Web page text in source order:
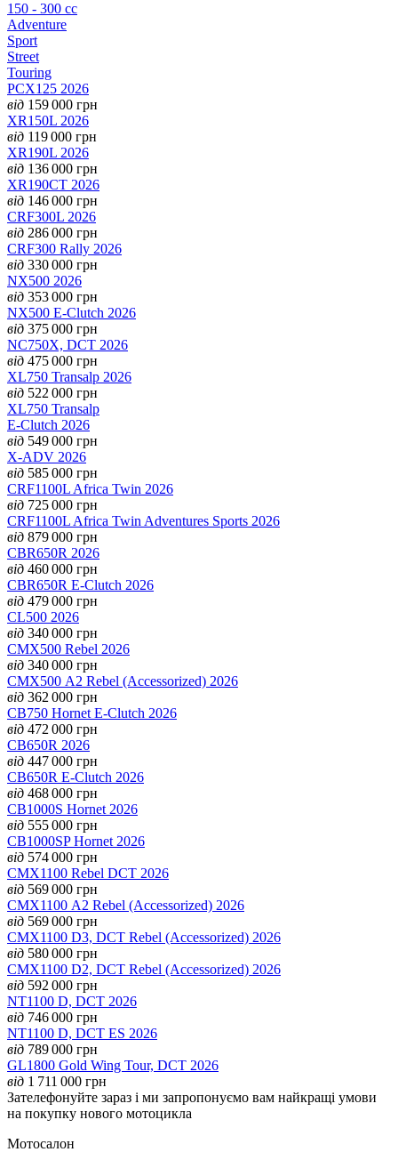
150 - 300 cc
Adventure
Sport
Street
Touring
PCX125 2026
від 159 000 грн
XR150L 2026
від 119 000 грн
XR190L 2026
від 136 000 грн
XR190CT 2026
від 146 000 грн
CRF300L 2026
від 286 000 грн
CRF300 Rally 2026
від 330 000 грн
NX500 2026
від 353 000 грн
NX500 E-Clutch 2026
від 375 000 грн
NC750X, DCT 2026
від 475 000 грн
XL750 Transalp 2026
від 522 000 грн
XL750 Transalp
E-Clutch 2026
від 549 000 грн
X-ADV 2026
від 585 000 грн
CRF1100L Africa Twin 2026
від 725 000 грн
CRF1100L Africa Twin Adventures Sports 2026
від 879 000 грн
CBR650R 2026
від 460 000 грн
CBR650R E-Clutch 2026
від 479 000 грн
CL500 2026
від 340 000 грн
CMX500 Rebel 2026
від 340 000 грн
CMX500 А2 Rebel (Accessorized) 2026
від 362 000 грн
CB750 Hornet E-Clutch 2026
від 472 000 грн
CB650R 2026
від 447 000 грн
CB650R E-Clutch 2026
від 468 000 грн
CB1000S Hornet 2026
від 555 000 грн
CB1000SP Hornet 2026
від 574 000 грн
CMX1100 Rebel DCT 2026
від 569 000 грн
CMX1100 А2 Rebel (Accessorized) 2026
від 569 000 грн
CMX1100 D3, DCT Rebel (Accessorized) 2026
від 580 000 грн
CMX1100 D2, DCT Rebel (Accessorized) 2026
від 592 000 грн
NT1100 D, DCT 2026
від 746 000 грн
NT1100 D, DCT ES 2026
від 789 000 грн
GL1800 Gold Wing Tour, DCT 2026
від 1 711 000 грн
Зателефонуйте зараз і ми запропонуємо вам найкращі умови
на покупку нового мотоцикла
Мотосалон